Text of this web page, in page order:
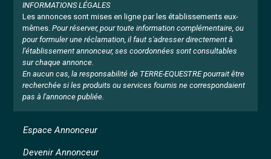
INFORMATIONS LÉGALES
Les annonces sont mises en ligne par les établissements eux-
mêmes. Pour réserver, pour toute information complémentaire, ou
pour formuler une réclamation, il faut s'adresser directement à
l'établissement annonceur, ses coordonnées sont consultables
sur chaque annonce.
En aucun cas, la responsabilité de TERRE-EQUESTRE pourrait être
recherchée si les produits ou services fournis ne correspondaient
pas à l'annonce publiée.
Espace Annonceur
Devenir Annonceur